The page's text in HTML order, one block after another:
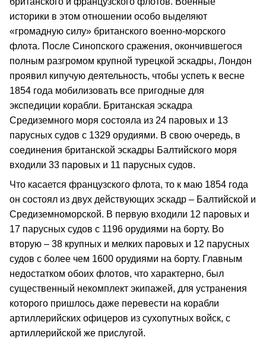
историки в этом отношении особо выделяют
«громадную силу» британского военно-морского
флота. После Синопского сражения, окончившегося
полным разгромом крупной турецкой эскадры, Лондон
проявил кипучую деятельность, чтобы успеть к весне
1854 года мобилизовать все пригодные для
экспедиции корабли. Британская эскадра
Средиземного моря состояла из 24 паровых и 13
парусных судов с 1329 орудиями. В свою очередь, в
соединения британской эскадры Балтийского моря
входили 33 паровых и 11 парусных судов.
Что касается французского флота, то к маю 1854 года
он состоял из двух действующих эскадр – Балтийской и
Средиземноморской. В первую входили 12 паровых и
17 парусных судов с 1196 орудиями на борту. Во
вторую – 38 крупных и мелких паровых и 12 парусных
судов с более чем 1600 орудиями на борту. Главным
недостатком обоих флотов, что характерно, был
существенный некомплект экипажей, для устранения
которого пришлось даже перевести на корабли
артиллерийских офицеров из сухопутных войск, с
артиллерийской же прислугой.